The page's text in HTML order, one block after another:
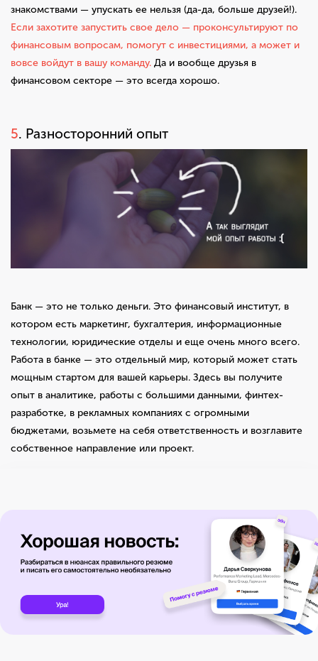
знакомствами — упускать ее нельзя (да-да, больше друзей!).
Если захотите запустить свое дело — проконсультируют по
финансовым вопросам, помогут с инвестициями, а может и
вовсе войдут в вашу команду. Да и вообще друзья в
финансовом секторе — это всегда хорошо.
5. Разносторонний опыт
Банк — это не только деньги. Это финансовый институт, в
котором есть маркетинг, бухгалтерия, информационные
технологии, юридические отделы и еще очень много всего.
Работа в банке — это отдельный мир, который может стать
мощным стартом для вашей карьеры. Здесь вы получите
опыт в аналитике, работы с большими данными, финтех-
разработке, в рекламных компаниях с огромными
бюджетами, возьмете на себя ответственность и возглавите
собственное направление или проект.